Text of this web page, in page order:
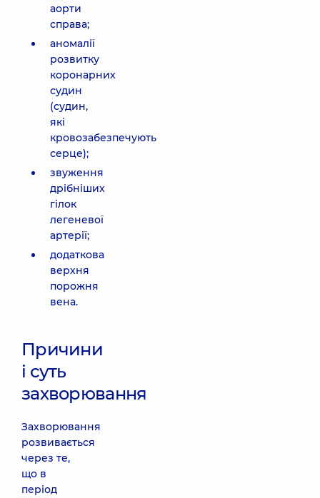
аорти
справа;
аномалії
розвитку
коронарних
судин
(судин,
які
кровозабезпечують
серце);
звуження
дрібніших
гілок
легеневої
артерії;
додаткова
верхня
порожня
вена.
Причини
і суть
захворювання
Захворювання
розвивається
через те,
що в
період